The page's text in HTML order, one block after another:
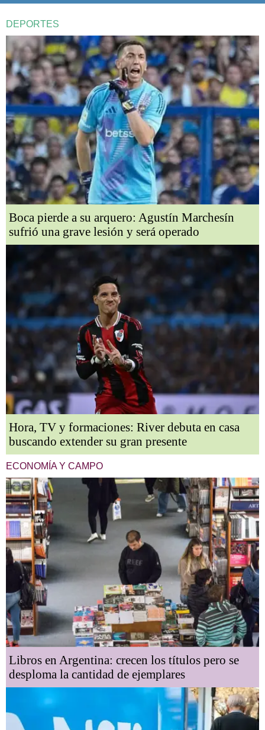
DEPORTES
Boca pierde a su arquero: Agustín Marchesín
sufrió una grave lesión y será operado
Hora, TV y formaciones: River debuta en casa
buscando extender su gran presente
ECONOMÍA Y CAMPO
Libros en Argentina: crecen los títulos pero se
desploma la cantidad de ejemplares